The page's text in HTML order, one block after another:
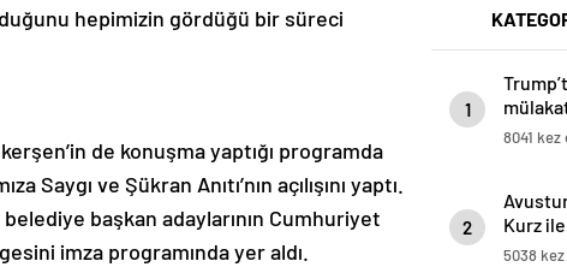
hepimizin gördüğü bir süreci
de konuşma yaptığı programda
Saygı ve Şükran Anıtı’nın açılışını yaptı.
başkan adaylarının Cumhuriyet
imza programında yer aldı.
1
8041 kez
2
Kurz
5038